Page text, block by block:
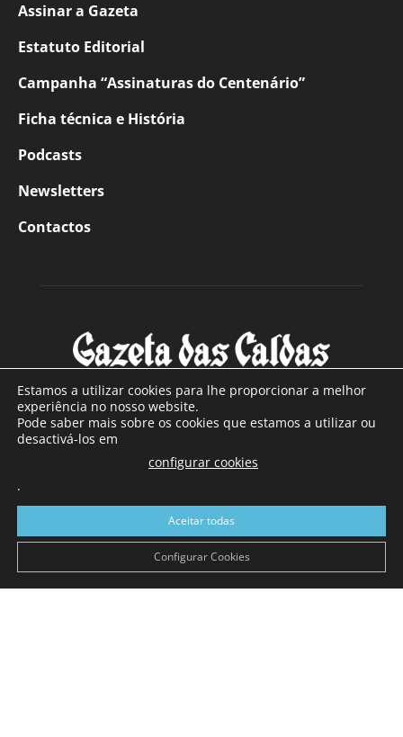
Assinar a Gazeta
Estatuto Editorial
Campanha “Assinaturas do Centenário”
Ficha técnica e História
Podcasts
Newsletters
Contactos
SOBRE NÓS
Com sede nas Caldas da Rainha e mais de 90 anos de
a sul de distrito de Leiria, com mais de 40.000 leitores por
toda a região Oeste. Jornal com distribuição em Portugal
Continental e assinatura online.
Estamos a utilizar cookies para lhe proporcionar a melhor
experiência no nosso website.
Pode saber mais sobre os cookies que estamos a utilizar ou
desactivá-los em
configurar cookies
.
Aceitar todas
Configurar Cookies